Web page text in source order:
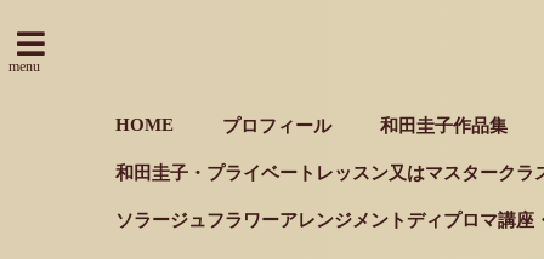
menu
HOME プロフィール 和田圭子作品集
和田圭子・プライベートレッスン又はマスタークラ
ソラージュフラワーアレンジメントディプロマ講座